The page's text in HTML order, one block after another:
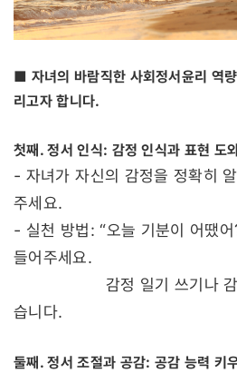
■ 자녀의 바람직한 사회정서윤리 역
리고자 합니다.
첫째. 정서 인식: 감정 인식과 표현 도
- 자녀가 자신의 감정을 정확히
주세요.
- 실천 방법: “오늘 기분이 어땠
들어주세요.
감정 일기 쓰기나 감정
습니다.
둘째. 정서 조절과 공감: 공감 능력 키